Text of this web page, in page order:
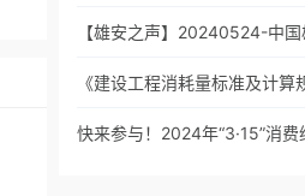
【雄安之声】20240524-中
《建设工程消耗量标准及计
快来参与！2024年“3·15”消